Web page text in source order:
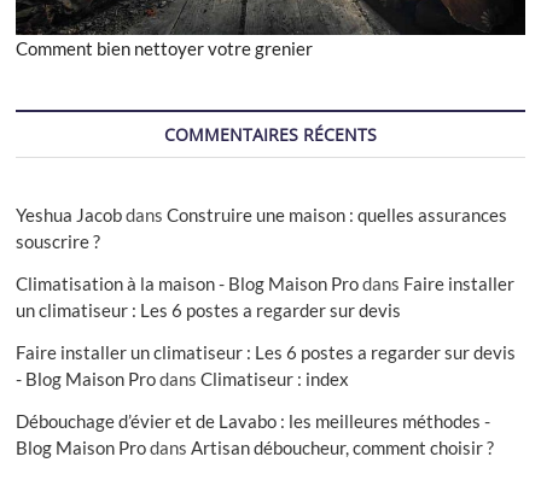
Comment bien nettoyer votre grenier
COMMENTAIRES RÉCENTS
Yeshua JacobdansConstruire une maison : quelles assurances
souscrire ?
Climatisation à la maison - Blog Maison Prodans Faire installer
un climatiseur : Les 6 postes a regarder sur devis
Faire installer un climatiseur : Les 6 postes a regarder sur devis
- Blog Maison ProdansClimatiseur : index
Débouchage d’évier et de Lavabo : les meilleures méthodes -
Blog Maison ProdansArtisan déboucheur, comment choisir ?